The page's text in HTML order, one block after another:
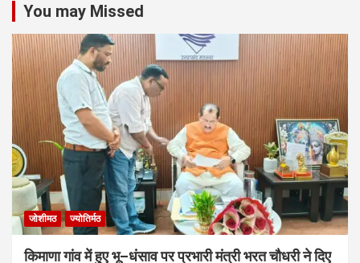
You may Missed
जोशीमठ ज्योतिर्मठ
किमाणा गांव में हुए भू–धंसाव पर प्रभारी मंत्री भरत चौधरी ने दिए